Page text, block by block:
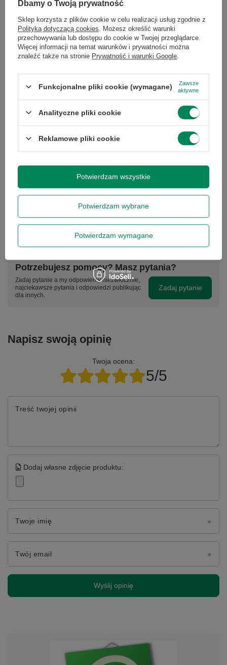
Stan Używany
Stan
zastępcze
Informacje o bezpieczeństwie
GWARANCJA NA 3 MIESIĄCE
Gwarantujemy naprawę lub wymianę sprzętu do 3 miesięcy od
daty zakupu. Prosimy o kontakt telefoniczny ze sklepem, aby
określić krótko naturę problemu, a następnie za pośrednictwem
formularza reklamacji, proszę zlecić odbiórkurierowi lub wybrać
paczkomat.Gwarancja nie obejmuje lampy projektora, tuszy,
tonerów, głowic drukarek - stanowią one części
eksploatacyjne tych urządzeń, zgodnie z warunkami gwarancji
Potrzebujesz pomocy? Masz pytania?
Zadaj pytanie a my odpowiemy niezwłocznie,
najciekawsze pytania i odpowiedzi publikując
dla innych.
Zadaj pytanie
Napisz swoją opinię
Twoja ocena:
5/5
Treść twojej opinii
Dodaj własne zdjęcie produktu:
Twoje imię
Twój email
Wyślij opinię
Dbamy o Twoją prywatność
Sklep korzysta z plików cookie w celu realizacji usług zgodnie z
Polityką dotyczącą cookies . Możesz określić warunki
przechowywania lub dostępu do cookie w Twojej przeglądarce.
Więcej informacji na temat warunków i prywatności można
znaleźć także na stronie Prywatność i warunki Google
Funkcjonalne pliki cookie (wymagane)
Zawsze
aktywne
Analityczne pliki cookie
Reklamowe pliki cookie
Potwierdzam wybrane
Potwierdzam wymagane
Potwierdzam wszystkie